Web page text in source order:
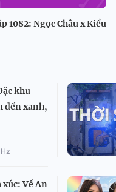
1082: Ngọc Châu x Kiều
khu
đến xanh,
Về An